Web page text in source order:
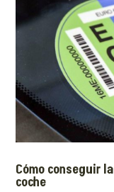
Cómo conseguir
coche